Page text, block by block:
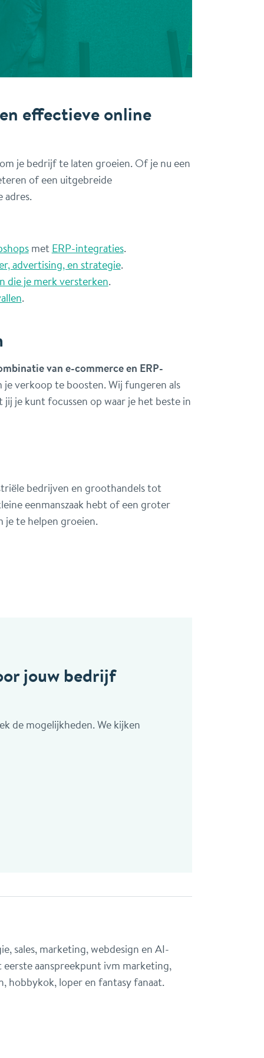
effectieve online
je bedrijf te laten groeien. Of je nu een
of een uitgebreide
adres.
metERP-integraties.
advertising, en strategie.
die je merk versterken.
.
van e-commerce en ERP-
verkoop te boosten. Wij fungeren als
jij je kunt focussen op waar je het beste in
bedrijven en groothandels tot
eenmanszaak hebt of een groter
je te helpen groeien.
jouw bedrijf
de mogelijkheden. We kijken
sales, marketing, webdesign en AI-
eerste aanspreekpunt ivm marketing,
hobbykok, loper en fantasy fanaat.